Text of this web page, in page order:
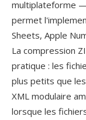
multiplateforme
permet
Sheets, Apple
La compression
pratique : les
plus petits que
XML modulaire
lorsque les